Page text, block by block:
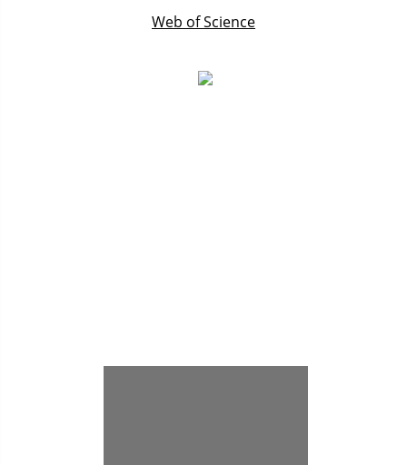
Web of Science